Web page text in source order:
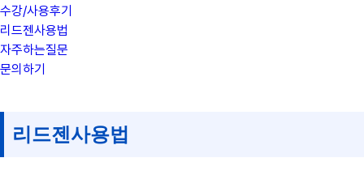
수강/사용후기
리드젠사용법
자주하는질문
문의하기
리드젠사용법